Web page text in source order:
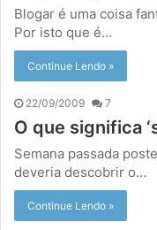
Blogar é uma coisa
Por isto que é…
Continue Lendo »
22/09/2009 7
O que significa
Semana passada
deveria descobrir o…
Continue Lendo »